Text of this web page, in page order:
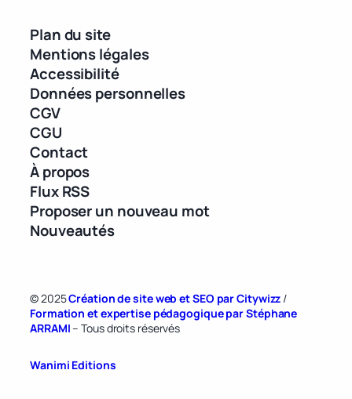
Plan du site
Mentions légales
Accessibilité
Données personnelles
CGV
CGU
Contact
À propos
Flux RSS
Proposer un nouveau mot
Nouveautés
© 2025Création de site web et SEO par Citywizz /
Formation et expertise pédagogique par Stéphane
ARRAMI– Tous droits réservés
Wanimi Editions